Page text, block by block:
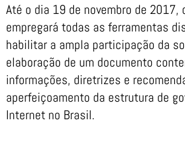
Até o dia 19 de novembro de 2017,
empregará todas as ferramentas
habilitar a ampla participação da
elaboração de um documento
informações, diretrizes e
aperfeiçoamento da estrutura de
Internet no Brasil.